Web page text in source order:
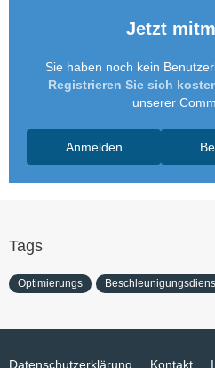
Jetzt
Sie haben noch kein
Registrieren Sie sich
unserer
Anmelden
Tags
Optimierungs
Datenschutzerklärung Kontakt